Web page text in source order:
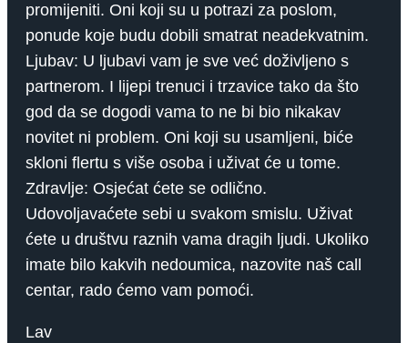
promijeniti. Oni koji su u potrazi za poslom,
ponude koje budu dobili smatrat neadekvatnim.
Ljubav: U ljubavi vam je sve već doživljeno s
partnerom. I lijepi trenuci i trzavice tako da što
god da se dogodi vama to ne bi bio nikakav
novitet ni problem. Oni koji su usamljeni, biće
skloni flertu s više osoba i uživat će u tome.
Zdravlje: Osjećat ćete se odlično.
Udovoljavaćete sebi u svakom smislu. Uživat
ćete u društvu raznih vama dragih ljudi. Ukoliko
imate bilo kakvih nedoumica, nazovite naš call
centar, rado ćemo vam pomoći.
Lav